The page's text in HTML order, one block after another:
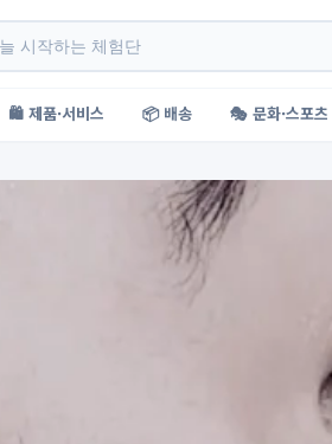
🛍️ 제품·서비스 📦 배송 🎭 문화·스포츠